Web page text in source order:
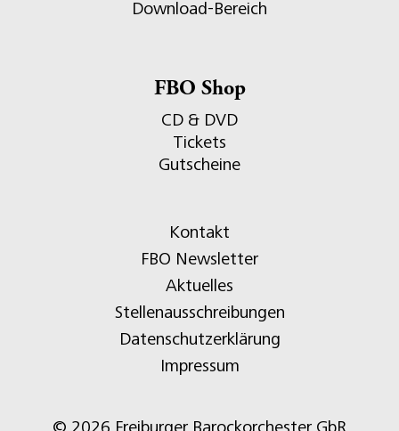
Download-Bereich
FBO Shop
CD & DVD
Tickets
Gutscheine
Kontakt
FBO Newsletter
Aktuelles
Stellenausschreibungen
Datenschutzerklärung
Impressum